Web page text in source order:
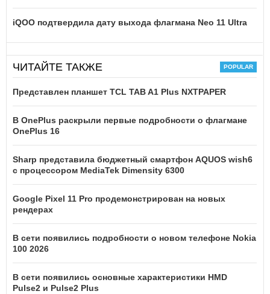
iQOO подтвердила дату выхода флагмана Neo 11 Ultra
ЧИТАЙТЕ ТАКЖЕ
Представлен планшет TCL TAB A1 Plus NXTPAPER
В OnePlus раскрыли первые подробности о флагмане
OnePlus 16
Sharp представила бюджетный смартфон AQUOS wish6
с процессором MediaTek Dimensity 6300
Google Pixel 11 Pro продемонстрирован на новых
рендерах
В сети появились подробности о новом телефоне Nokia
100 2026
В сети появились основные характеристики HMD
Pulse2 и Pulse2 Plus